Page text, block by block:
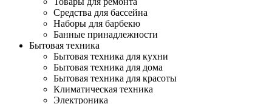
Средства для бассейна
Наборы для барбекю
Банные принадлежности
Бытовая техника
Бытовая техника для кухни
Бытовая техника для дома
Бытовая техника для красоты
Климатическая техника
Электроника